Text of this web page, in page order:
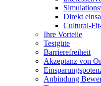
Direkt
Cultural-
Ihre Vorteile
Testgüte
Barrierefreiheit
Akzeptanz von
Anbindung